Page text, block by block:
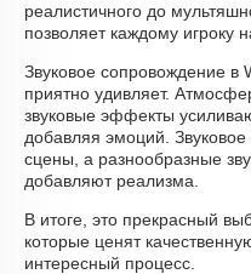
реалистичного до
позволяет каждому игроку
Звуковое сопровождение в
приятно удивляет.
звуковые эффекты
добавляя эмоций.
сцены, а разнообразные
добавляют реализма.
В итоге, это прекрасный
которые ценят
интересный процесс.